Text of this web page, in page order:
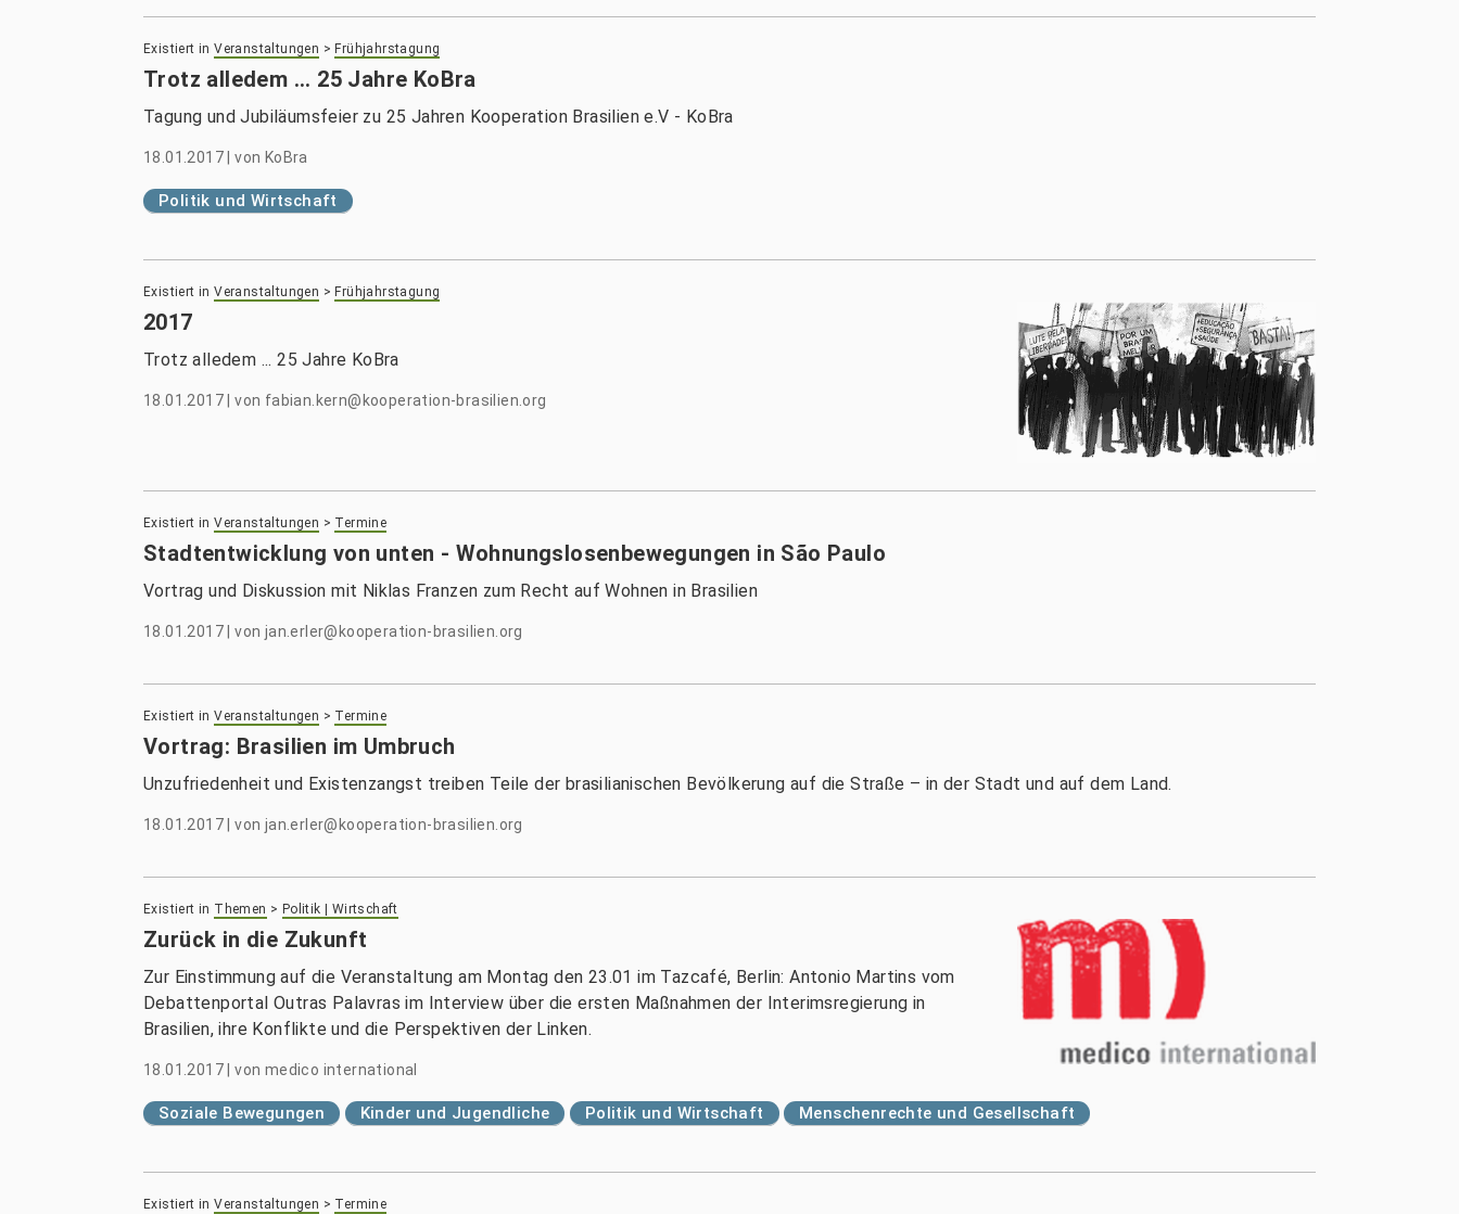
Existiert in Veranstaltungen > Frühjahrstagung
Trotz alledem ... 25 Jahre KoBra
Tagung und Jubiläumsfeier zu 25 Jahren Kooperation Brasilien e.V - KoBra
18.01.2017 |von KoBra
Politik und Wirtschaft
Existiert in Veranstaltungen > Frühjahrstagung
2017
Trotz alledem ... 25 Jahre KoBra
18.01.2017 |von fabian.kern@kooperation-brasilien.org
Existiert in Veranstaltungen > Termine
Stadtentwicklung von unten - Wohnungslosenbewegungen in São Paulo
Vortrag und Diskussion mit Niklas Franzen zum Recht auf Wohnen in Brasilien
18.01.2017 |von jan.erler@kooperation-brasilien.org
Existiert in Veranstaltungen > Termine
Vortrag: Brasilien im Umbruch
Unzufriedenheit und Existenzangst treiben Teile der brasilianischen Bevölkerung auf die Straße – in der Stadt und auf dem Land.
18.01.2017 |von jan.erler@kooperation-brasilien.org
Existiert in Themen > Politik | Wirtschaft
Zurück in die Zukunft
Zur Einstimmung auf die Veranstaltung am Montag den 23.01 im Tazcafé, Berlin: Antonio Martins vom
Debattenportal Outras Palavras im Interview über die ersten Maßnahmen der Interimsregierung in
Brasilien, ihre Konflikte und die Perspektiven der Linken.
18.01.2017 |von medico international
Soziale Bewegungen Kinder und Jugendliche Politik und Wirtschaft Menschenrechte und Gesellschaft
Existiert in Veranstaltungen > Termine